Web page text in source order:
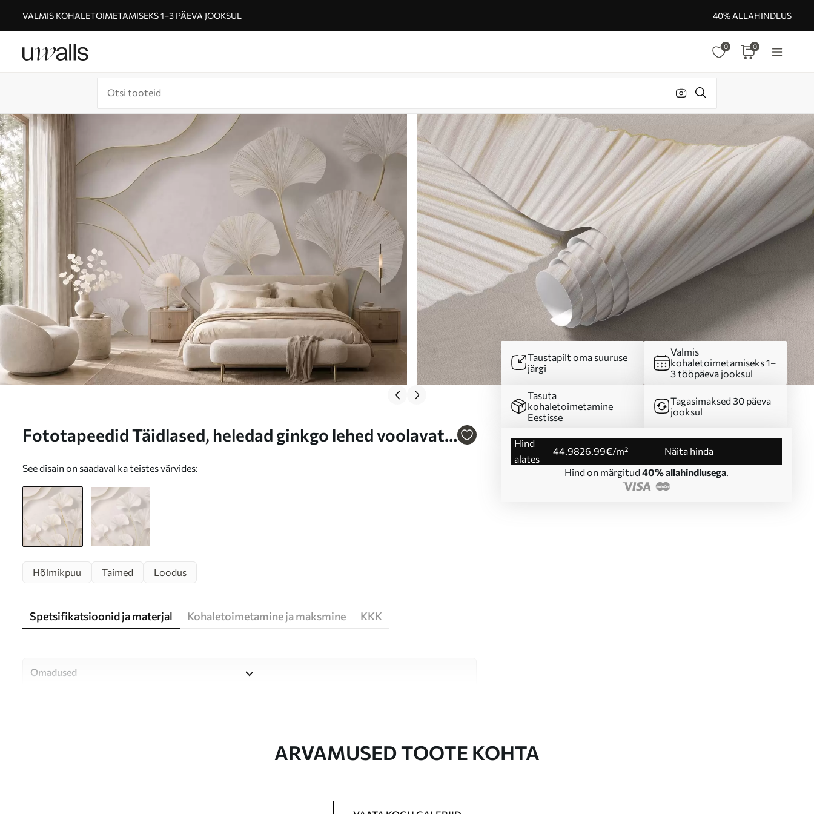
VALMIS KOHALETOIMETAMISEKS 1–3 PÄEVA JOOKSUL 40% ALLAHINDLUS
0 0
Fototapeedid Täidlased, heledad ginkgo lehed voolavate
See disain on saadaval ka teistes värvides:
Taustapilt oma suuruse
järgi
Valmis
kohaletoimetamiseks 1–
3 tööpäeva jooksul
Tasuta
kohaletoimetamine
Eestisse
Tagasimaksed 30 päeva
jooksul
Hind
alates
44.9826.99€/m²
Näita hinda
Hind on märgitud 40% allahindlusega.
Hõlmikpuu Taimed Loodus
Spetsifikatsioonid ja materjal Kohaletoimetamine ja maksmine KKK
Omadused
Pilt trükitakse teie määratud suuruses, lõigatud ühesuguste ribadena,
ARVAMUSED TOOTE KOHTA